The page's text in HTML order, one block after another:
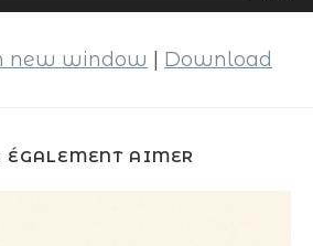
new window Download
ÉGALEMENT AIMER